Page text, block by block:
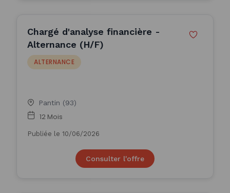
Chargé d'analyse financière -
Alternance (H/F)
ALTERNANCE
Pantin (93)
12 Mois
Publiée le 10/06/2026
Consulter l'offre